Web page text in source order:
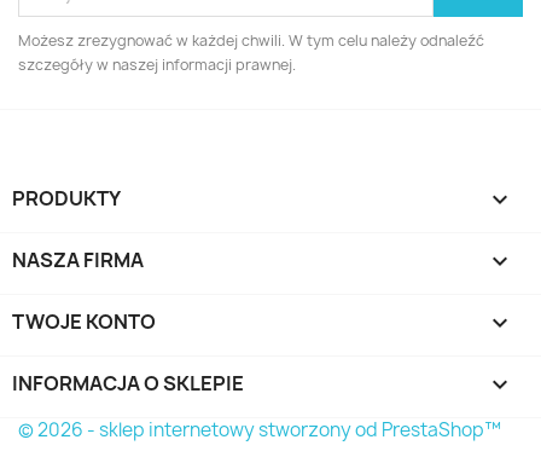
Możesz zrezygnować w każdej chwili. W tym celu należy odnaleźć
szczegóły w naszej informacji prawnej.
PRODUKTY 
NASZA FIRMA 
TWOJE KONTO 
INFORMACJA O SKLEPIE keyboard_arrow_down
© 2026 - sklep internetowy stworzony od PrestaShop™